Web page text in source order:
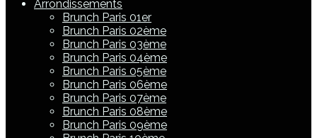
Arrondissements
Brunch Paris 01er
Brunch Paris 02ème
Brunch Paris 03ème
Brunch Paris 04ème
Brunch Paris 05ème
Brunch Paris 06ème
Brunch Paris 07ème
Brunch Paris 08ème
Brunch Paris 09ème